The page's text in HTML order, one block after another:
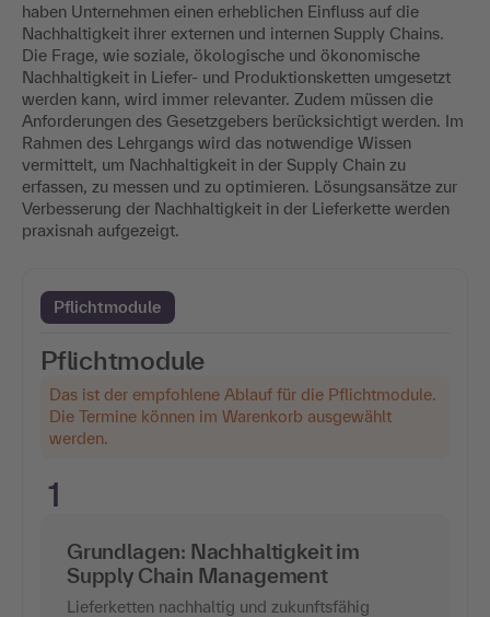
haben Unternehmen einen erheblichen Einfluss auf die
Nachhaltigkeit ihrer externen und internen Supply Chains.
Die Frage, wie soziale, ökologische und ökonomische
Nachhaltigkeit in Liefer- und Produktionsketten umgesetzt
werden kann, wird immer relevanter. Zudem müssen die
Anforderungen des Gesetzgebers berücksichtigt werden. Im
Rahmen des Lehrgangs wird das notwendige Wissen
vermittelt, um Nachhaltigkeit in der Supply Chain zu
erfassen, zu messen und zu optimieren. Lösungsansätze zur
Verbesserung der Nachhaltigkeit in der Lieferkette werden
praxisnah aufgezeigt.
Pflichtmodule
Pflichtmodule
Das ist der empfohlene Ablauf für die Pflichtmodule.
Die Termine können im Warenkorb ausgewählt
werden.
1
Grundlagen: Nachhaltigkeit im
Supply Chain Management
Lieferketten nachhaltig und zukunftsfähig